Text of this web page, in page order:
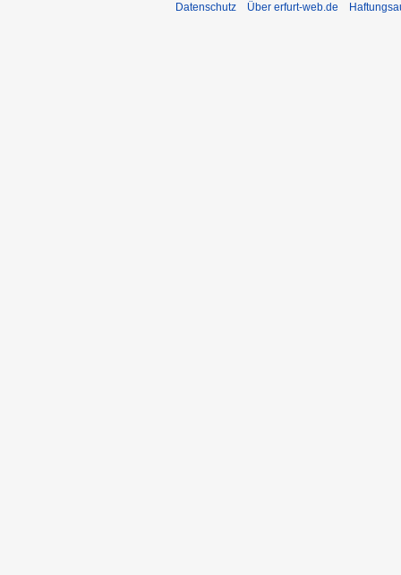
Datenschutz Über erfurt-web.de